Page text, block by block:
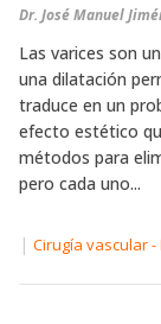
Dr. José Manuel
Las varices son
una dilatación
traduce en un
efecto estético
métodos para
pero cada uno...
| Cirugía vascular -